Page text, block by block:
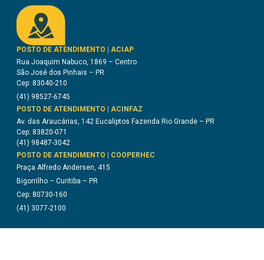
POSTO DE ATENDIMENTO | ACIAP
Rua Joaquim Nabuco, 1869 – Centro
São José dos Pinhais – PR
Cep: 83040-210
(41) 98527-6745
POSTO DE ATENDIMENTO | ACINFAZ
Av. das Araucárias, 142 Eucaliptos Fazenda Rio Grande – PR
Cep: 83820-071
(41) 98487-3042
POSTO DE ATENDIMENTO | COOPERHEC
Praça Alfredo Andersen, 415
Bigorrilho – Curitiba – PR
Cep: 80730-160
(41) 3077-2100